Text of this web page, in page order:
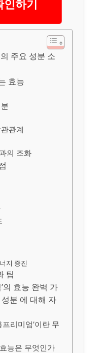
하기
주요 성분 소
효능
관계
의 조화
지 증진
팁
의 효능 완벽 가
분 에 대해 자
리미엄’이란 무
능은 무엇인가